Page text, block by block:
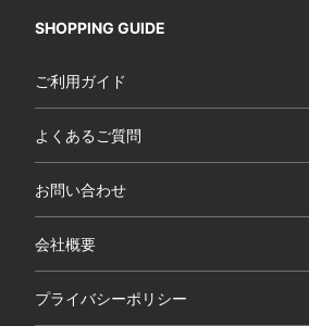
SHOPPING GUIDE
ご利用ガイド
よくあるご質問
お問い合わせ
会社概要
プライバシーポリシー